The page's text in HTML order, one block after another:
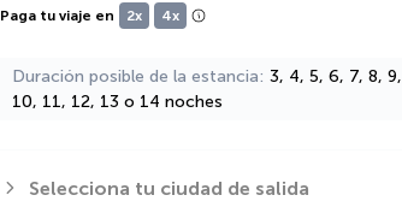
Paga tu viaje en 2x 4x
Duración posible de la estancia 3, 4, 5, 6, 7, 8, 9,
10, 11, 12, 13 o 14 noches
Selecciona tu ciudad de salida